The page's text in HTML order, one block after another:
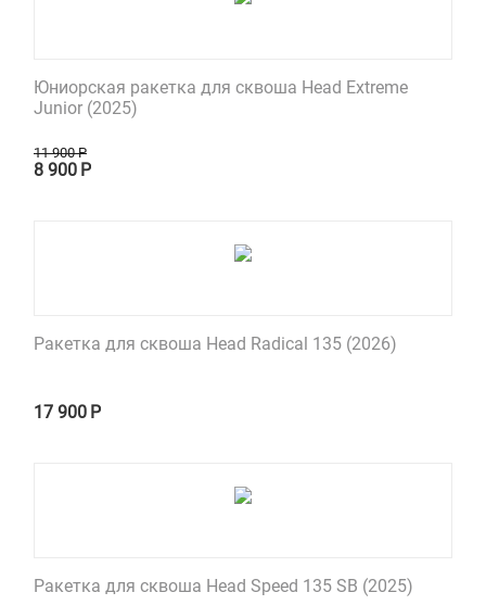
Юниорская ракетка для сквоша Head Extreme
Junior (2025)
11 900 Р
8 900 Р
Ракетка для сквоша Head Radical 135 (2026)
17 900 Р
Ракетка для сквоша Head Speed 135 SB (2025)